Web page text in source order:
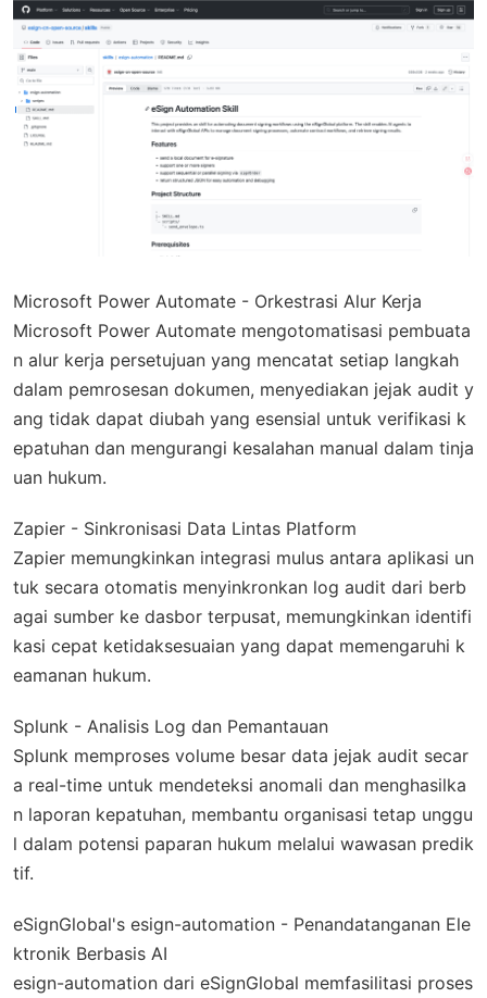
Microsoft Power Automate - Orkestrasi Alur Kerja
Microsoft Power Automate mengotomatisasi pembuata
n alur kerja persetujuan yang mencatat setiap langkah
dalam pemrosesan dokumen, menyediakan jejak audit y
ang tidak dapat diubah yang esensial untuk verifikasi k
epatuhan dan mengurangi kesalahan manual dalam tinja
uan hukum.
Zapier - Sinkronisasi Data Lintas Platform
Zapier memungkinkan integrasi mulus antara aplikasi un
tuk secara otomatis menyinkronkan log audit dari berb
agai sumber ke dasbor terpusat, memungkinkan identifi
kasi cepat ketidaksesuaian yang dapat memengaruhi k
eamanan hukum.
Splunk - Analisis Log dan Pemantauan
Splunk memproses volume besar data jejak audit secar
a real-time untuk mendeteksi anomali dan menghasilka
n laporan kepatuhan, membantu organisasi tetap unggu
l dalam potensi paparan hukum melalui wawasan predik
tif.
eSignGlobal's esign-automation - Penandatanganan Ele
ktronik Berbasis AI
esign-automation dari eSignGlobal memfasilitasi proses